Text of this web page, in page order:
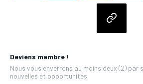
Deviens membre !
Nous vous enverrons au moins deux (2) par
nouvelles et opportunités